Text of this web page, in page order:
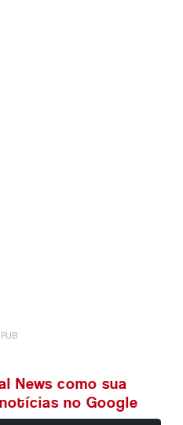
News como sua
no Google